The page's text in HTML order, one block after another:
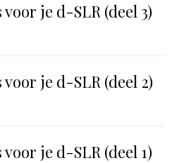
je d-SLR (deel 3)
je d-SLR (deel 2)
je d-SLR (deel 1)